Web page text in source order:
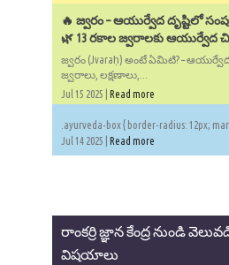
🔥 జ్వరం – ఆయుర్వేద దృష్టిలో
🌿 13 రకాల జ్వరాలకు ఆయుర్వేద
జ్వరం (Jvaraḥ) అంటే ఏమిటి? –
జ్వరాలు, లక్షణాలు,...
Jul 15 2025 | Read more
.ayurveda-box { border-radius: 12px;
Jul 14 2025 | Read more
రాంకర్రి జ్ఞాన కేంద్ర నుండి
విషయాలు